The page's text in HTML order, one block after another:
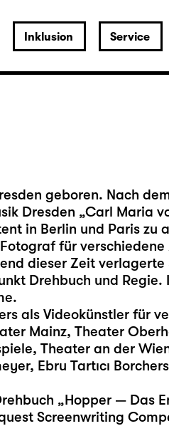
Inklusion Service
geboren. Nach
Dresden „Carl Maria
in Berlin und Paris zu
für
dieser Zeit verlagerte
Drehbuch und Regie.
als Videokünstler für
Mainz, Theater
Theater an der
Ebru Tartıcı
„Hopper — Das
Screenwriting